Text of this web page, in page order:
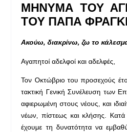
ΜΗΝΥΜΑ ΤΟΥ
ΤΟΥ ΠΑΠΑ
Ακούω, διακρίνω, ζω το
Αγαπητοί αδελφοί και αδελφές,
Τον Οκτώβριο του προσεχούς
τακτική Γενική Συνέλευση των
αφιερωμένη στους νέους, και
νέων, πίστεως και κλήσης. Κατά
έχουμε τη δυνατότητα να